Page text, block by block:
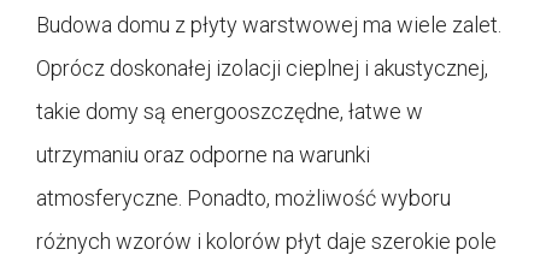
Budowa domu z płyty warstwowej ma wiele zalet.
Oprócz doskonałej izolacji cieplnej i akustycznej,
takie domy są energooszczędne, łatwe w
utrzymaniu oraz odporne na warunki
atmosferyczne. Ponadto, możliwość wyboru
różnych wzorów i kolorów płyt daje szerokie pole